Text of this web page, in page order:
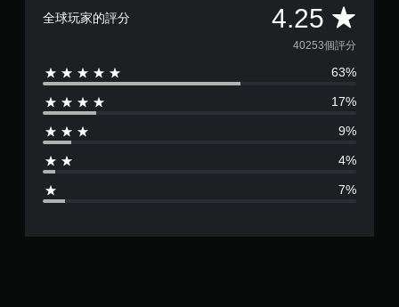
全球玩家的評分 4.25 平
均
評
分
4
2
40253個評分
63%
17%
9%
4%
7%